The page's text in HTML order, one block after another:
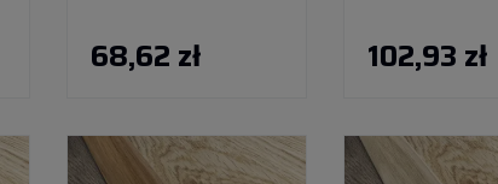
68,62 zł 102,93 zł